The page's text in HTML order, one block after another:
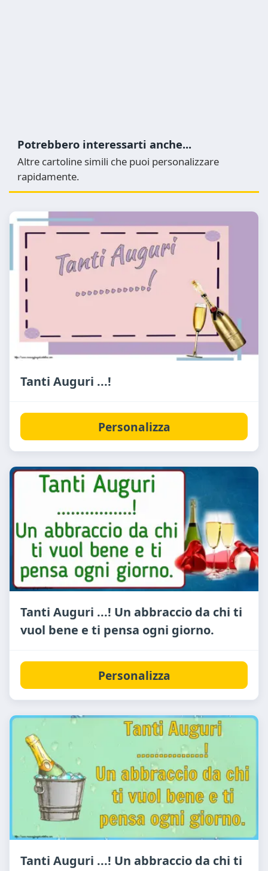
Potrebbero interessarti anche...
Altre cartoline simili che puoi personalizzare
rapidamente.
Tanti Auguri ...!
Personalizza
Tanti Auguri ...! Un abbraccio da chi ti
vuol bene e ti pensa ogni giorno.
Personalizza
Tanti Auguri ...! Un abbraccio da chi ti